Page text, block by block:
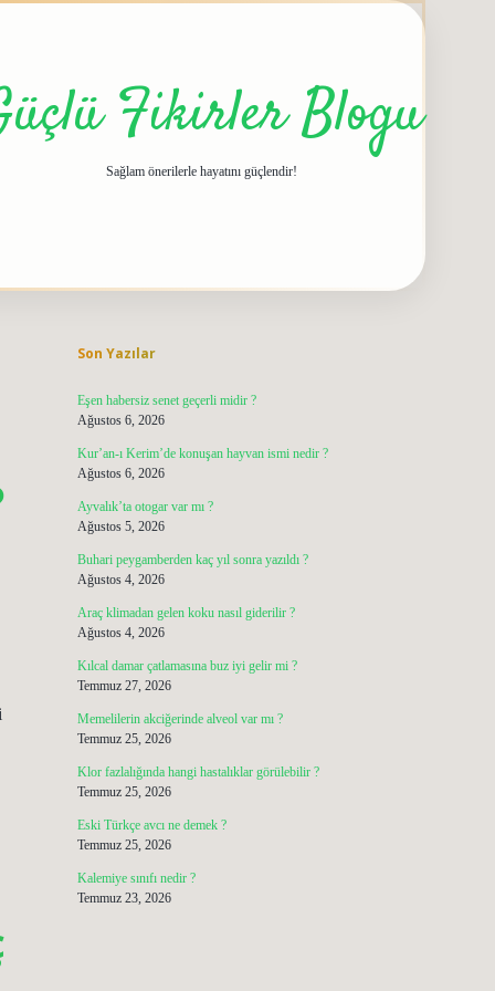
Fikirler Blogu
Sağlam önerilerle hayatını güçlendir!
Son Yazılar
Eşen habersiz senet geçerli midir ?
Ağustos 6, 2026
Kur’an-ı Kerim’de konuşan hayvan ismi nedir ?
Ağustos 6, 2026
Ayvalık’ta otogar var mı ?
Ağustos 5, 2026
Buhari peygamberden kaç yıl sonra yazıldı ?
Ağustos 4, 2026
Araç klimadan gelen koku nasıl giderilir ?
Ağustos 4, 2026
Kılcal damar çatlamasına buz iyi gelir mi ?
Temmuz 27, 2026
Memelilerin akciğerinde alveol var mı ?
Temmuz 25, 2026
Klor fazlalığında hangi hastalıklar görülebilir ?
Temmuz 25, 2026
Eski Türkçe avcı ne demek ?
Temmuz 25, 2026
Kalemiye sınıfı nedir ?
Temmuz 23, 2026